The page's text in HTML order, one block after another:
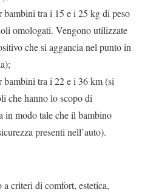
tra i 15 e i 25 kg di peso
omologati. Vengono utilizzate
che si aggancia nel punto in
bambini tra i 22 e i 36 km (si
che hanno lo scopo di
in modo tale che il bambino
presenti nell’auto).
criteri di comfort, estetica,